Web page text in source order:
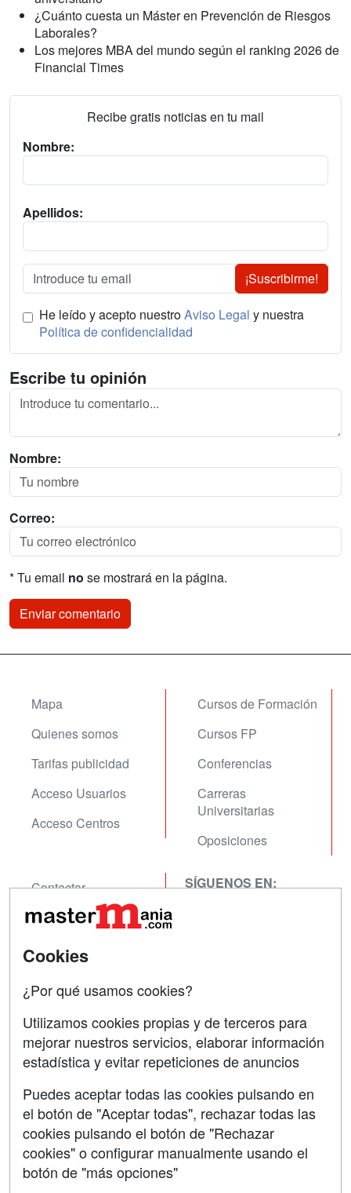
¿Cuánto cuesta un Máster en Prevención de Riesgos
Laborales?
Los mejores MBA del mundo según el ranking 2026 de
Financial Times
Recibe gratis noticias en tu mail
Nombre:
Apellidos:
¡Suscribirme!
He leído y acepto nuestroAviso Legal y nuestra
Política de confidencialidad
Escribe tu opinión
Nombre:
Correo:
* Tu email no se mostrará en la página.
Mapa
Quienes somos
Tarifas publicidad
Acceso Usuarios
Acceso Centros
Cursos de Formación
Cursos FP
Conferencias
Carreras
Universitarias
Oposiciones
Contactar
Confidencialidad
Aviso legal
SÍGUENOS EN:
Grupo formazion:
Cookies
¿Por qué usamos cookies?
Utilizamos cookies propias y de terceros para
mejorar nuestros servicios, elaborar información
estadística y evitar repeticiones de anuncios
Puedes aceptar todas las cookies pulsando en
el botón de "Aceptar todas", rechazar todas las
cookies pulsando el botón de "Rechazar
cookies" o configurar manualmente usando el
botón de "más opciones"